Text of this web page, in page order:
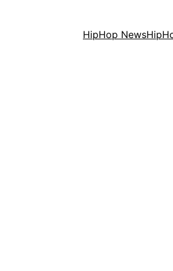
HipHop News